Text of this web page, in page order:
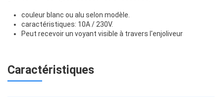
couleur blanc ou alu selon modèle.
caractéristiques: 10A / 230V.
Peut recevoir un voyant visible à travers l'enjoliveur
Caractéristiques